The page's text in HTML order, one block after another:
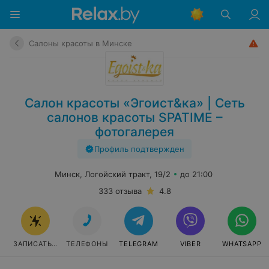
Салоны красоты в Минске
Салон красоты «Эгоист&ка» | Сеть
салонов красоты SPATIME –
фотогалерея
Профиль подтвержден
Минск, Логойский тракт, 19/2
до 21:00
333 отзыва
4.8
ЗАПИСАТЬСЯ ТЕЛЕФОНЫ TELEGRAM VIBER WHATSAPP